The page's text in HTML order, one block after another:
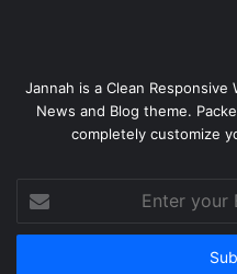
Jannah is a Clean Responsive
News and Blog theme.
completely customize
your
Email